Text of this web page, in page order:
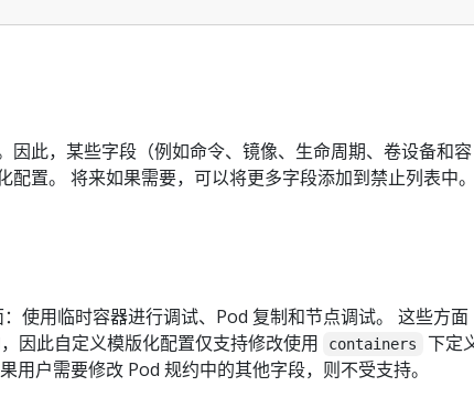
因此，某些字段（例如命令、镜像、生命周期、卷设备和容
配置。 将来如果需要，可以将更多字段添加到禁止列表中
使用临时容器进行调试、Pod 复制和节点调试。 这些方面
因此自定义模版化配置仅支持修改使用
containers
下定
用户需要修改 Pod 规约中的其他字段，则不受支持。